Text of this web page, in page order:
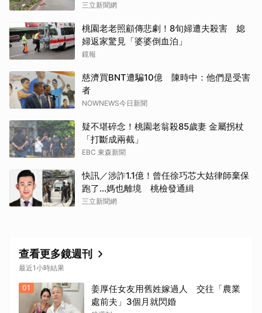
三立新聞網
桃園老老照顧傳悲劇！8旬婦遭夫殺害 媳
婦返家驚見「婆婆倒血泊」
鏡報
慈濟買BNT遭騙10億 陳時中：他們是受害
者
NOWNEWS今日新聞
疑不堪碎念！桃園老翁殺85歲妻 金屬拐杖
「打斷成兩截」
EBC 東森新聞
快訊／涉詐1.1億！曾任徐巧芯大姑律師棄保
跑了…媽也離境 桃檢發通緝
三立新聞網
查看更多鏡週刊
最近1小時結果
01
姜厚任女友用舊姓嫁過人 交往「農業
處前夫」3個月就閃婚
取消